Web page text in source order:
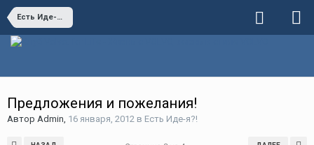
Есть Иде-я?!
Предложения и пожелания!
Автор Admin, 16 января, 2012 в Есть Иде-я?!